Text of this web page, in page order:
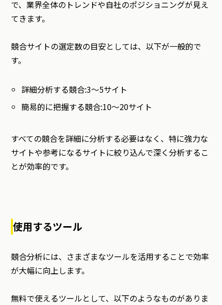
で、業界全体のトレンドや自社のポジショニングが見え
てきます。
競合サイトの選定数の目安としては、以下が一般的で
す。
詳細分析する競合:3〜5サイト
簡易的に把握する競合:10〜20サイト
すべての競合を詳細に分析する必要はなく、特に強力な
サイトや参考になるサイトに絞り込んで深く分析するこ
とが効率的です。
使用するツール
競合分析には、さまざまなツールを活用することで効率
が大幅に向上します。
無料で使えるツールとして、以下のようなものがありま